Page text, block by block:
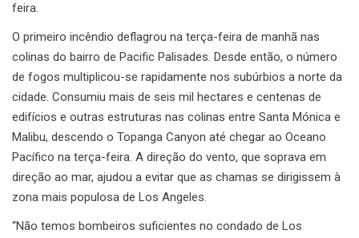
feira.
O primeiro incêndio deflagrou na terça-feira de manhã nas
colinas do bairro de Pacific Palisades. Desde então, o número
de fogos multiplicou-se rapidamente nos subúrbios a norte da
cidade. Consumiu mais de seis mil hectares e centenas de
edifícios e outras estruturas nas colinas entre Santa Mónica e
Malibu, descendo o Topanga Canyon até chegar ao Oceano
Pacífico na terça-feira. A direção do vento, que soprava em
direção ao mar, ajudou a evitar que as chamas se dirigissem à
zona mais populosa de Los Angeles.
“Não temos bombeiros suficientes no condado de Los